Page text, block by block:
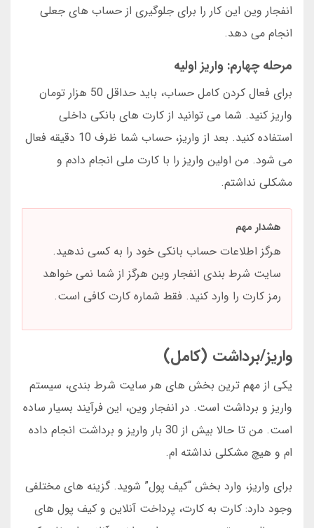
انفجار وین این کار را برای جلوگیری از حساب های جعلی
انجام می دهد.
مرحله چهارم: واریز اولیه
برای فعال کردن کامل حساب، باید حداقل 50 هزار تومان
واریز کنید. شما می توانید از کارت های بانکی داخلی
استفاده کنید. بعد از واریز، حساب شما ظرف 10 دقیقه فعال
می شود. من اولین واریز را با کارت ملی انجام دادم و
مشکلی نداشتم.
هشدار مهم
هرگز اطلاعات حساب بانکی خود را به کسی ندهید.
سایت شرط بندی انفجار وین هرگز از شما نمی خواهد
رمز کارت را وارد کنید. فقط شماره کارت کافی است.
واریز/برداشت (کامل)
یکی از مهم ترین بخش های هر سایت شرط بندی، سیستم
واریز و برداشت است. در انفجار وین، این فرآیند بسیار ساده
است. من تا حالا بیش از 30 بار واریز و برداشت انجام داده
ام و هیچ مشکلی نداشته ام.
برای واریز، وارد بخش “کیف پول” شوید. گزینه های مختلفی
وجود دارد: کارت به کارت، پرداخت آنلاین و کیف پول های